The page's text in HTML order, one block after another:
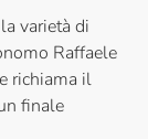
varietà di
Raffaele
richiama il
finale